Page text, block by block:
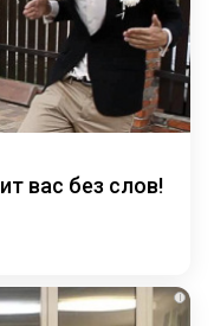
вас без слов!
i